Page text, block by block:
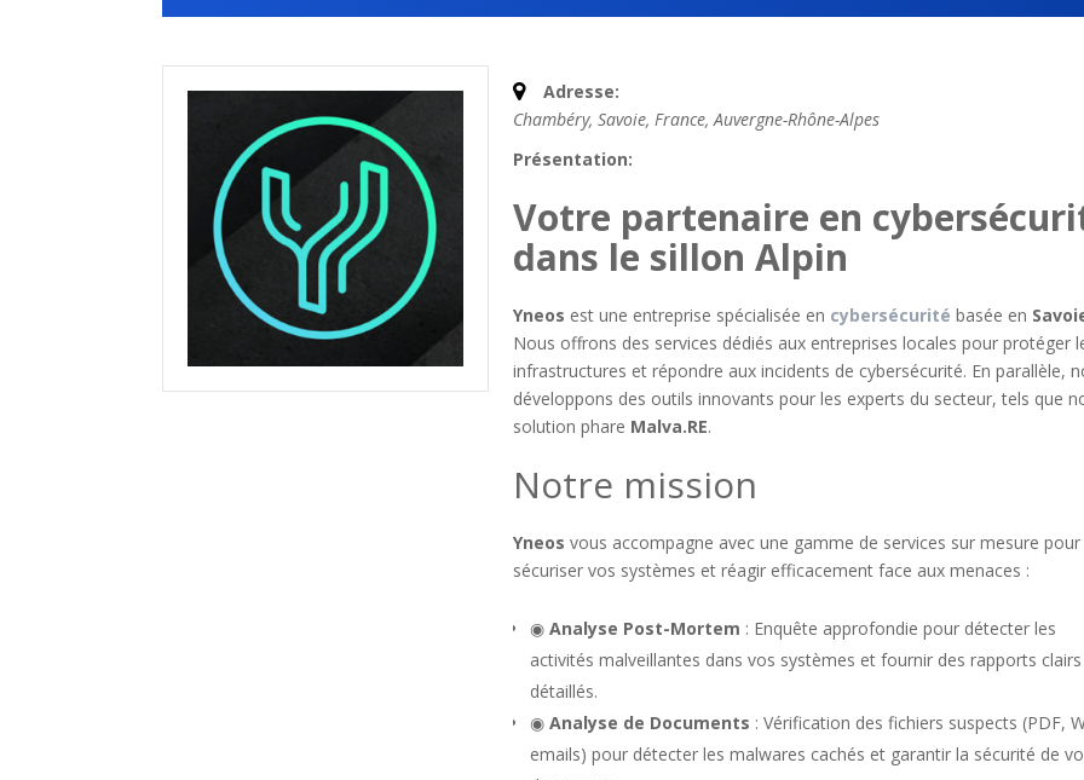
Adresse:
Chambéry, Savoie, France,Auvergne-Rhône-Alpes
Présentation:
Votre partenaire en
dans le sillon Alpin
Yneos est une entreprise spécialisée en cybersécurité basée en
Nous offrons des services dédiés aux entreprises locales pour protéger
infrastructures et répondre aux incidents de cybersécurité. En parallèle,
développons des outils innovants pour les experts du secteur, tels que
solution phare Malva.RE.
Notre mission
Yneos vous accompagne avec une gamme de services sur mesure pour
sécuriser vos systèmes et réagir efficacement face aux menaces :
◉Analyse Post-Mortem : Enquête approfondie pour détecter les
activités malveillantes dans vos systèmes et fournir des rapports
détaillés.
◉Analyse de Documents : Vérification des fichiers suspects (PDF,
emails) pour détecter les malwares cachés et garantir la sécurité de